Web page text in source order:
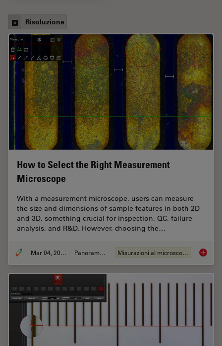
Risoluzione
How to Select the Right Measurement
Microscope
With a measurement microscope, users can measure
the size and dimensions of sample features in both 2D
and 3D, something crucial for inspection, QC, failure
analysis, and R&D. However, choosing the…
Mar 04, 2026 Panoramica Misurazioni al microscopio How to